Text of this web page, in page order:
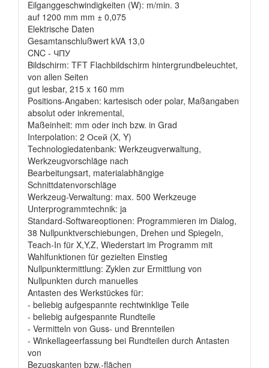
Eilganggeschwindigkeiten (W): m/min. 3
auf 1200 mm mm ± 0,075
Elektrische Daten
Gesamtanschlußwert kVA 13,0
CNC - ЧПУ
Bildschirm: TFT Flachbildschirm hintergrundbeleuchtet,
von allen Seiten
gut lesbar, 215 x 160 mm
Positions-Angaben: kartesisch oder polar, Maßangaben
absolut oder inkremental,
Maßeinheit: mm oder inch bzw. in Grad
Interpolation: 2 Осей (X, Y)
Technologiedatenbank: Werkzeugverwaltung,
Werkzeugvorschläge nach
Bearbeitungsart, materialabhängige
Schnittdatenvorschläge
Werkzeug-Verwaltung: max. 500 Werkzeuge
Unterprogrammtechnik: ja
Standard-Softwareoptionen: Programmieren im Dialog,
38 Nullpunktverschiebungen, Drehen und Spiegeln,
Teach-In für X,Y,Z, Wiederstart im Programm mit
Wahlfunktionen für gezielten Einstieg
Nullpunktermittlung: Zyklen zur Ermittlung von
Nullpunkten durch manuelles
Antasten des Werkstückes für:
- beliebig aufgespannte rechtwinklige Teile
- beliebig aufgespannte Rundteile
- Vermitteln von Guss- und Brennteilen
- Winkellageerfassung bei Rundteilen durch Antasten
von
Bezugskanten bzw.-flächen